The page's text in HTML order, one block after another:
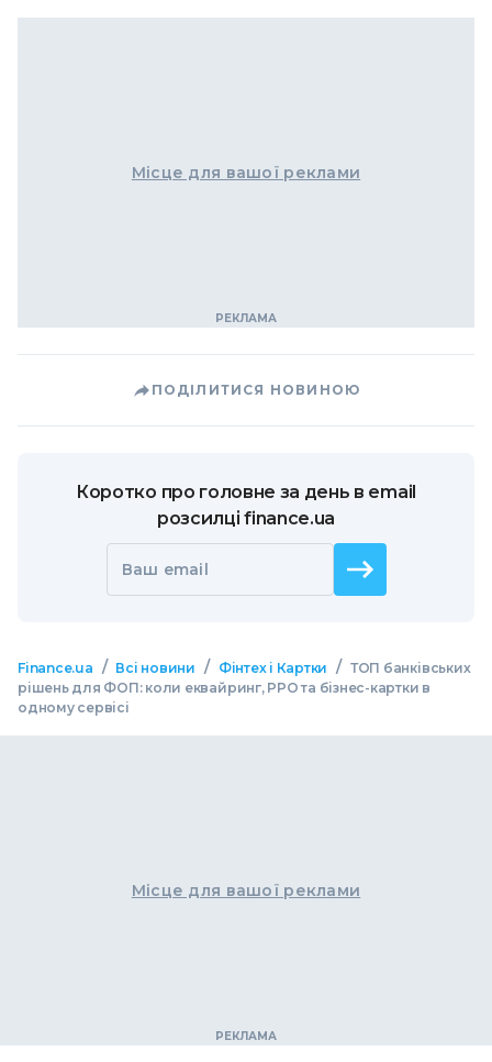
Місце для вашої реклами
ПОДІЛИТИСЯ НОВИНОЮ
Коротко про головне за день в email
розсилці finance.ua
Ваш email
Finance.ua / Всі новини / Фінтех і Картки / ТОП банківських
рішень для ФОП: коли еквайринг, РРО та бізнес-картки в
одному сервісі
Місце для вашої реклами